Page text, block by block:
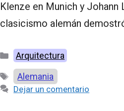
Klenze en Munich y Johann
clasicismo alemán
Categorías
Arquitectura
Etiquetas
Alemania
Dejar un comentario